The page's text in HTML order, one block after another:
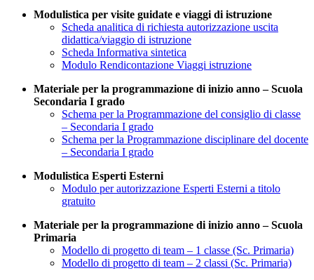
Modulistica per visite guidate e viaggi di istruzione
Scheda analitica di richiesta autorizzazione uscita
didattica/viaggio di istruzione
Scheda Informativa sintetica
Modulo Rendicontazione Viaggi istruzione
Materiale per la programmazione di inizio anno – Scuola
Secondaria I grado
Schema per la Programmazione del consiglio di classe
– Secondaria I grado
Schema per la Programmazione disciplinare del docente
– Secondaria I grado
Modulistica Esperti Esterni
Modulo per autorizzazione Esperti Esterni a titolo
gratuito
Materiale per la programmazione di inizio anno – Scuola
Primaria
Modello di progetto di team – 1 classe (Sc. Primaria)
Modello di progetto di team – 2 classi (Sc. Primaria)